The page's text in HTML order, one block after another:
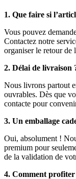
1. Que faire si
Vous pouvez
Contactez notre
organiser le retour de
2. Délai de livraison
Nous livrons partout
ouvrables. Dès que
contacte pour
3. Un emballage
Oui, absolument !
premium pour
de la validation de
4. Comment